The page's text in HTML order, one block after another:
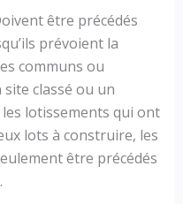
être précédés
prévoient la
communs ou
classé ou un
lotissements qui ont
lots à construire, les
être précédés